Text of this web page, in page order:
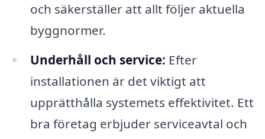
och säkerställer att allt följer aktuella
byggnormer.
Underhåll och service: Efter
installationen är det viktigt att
upprätthålla systemets effektivitet. Ett
bra företag erbjuder serviceavtal och